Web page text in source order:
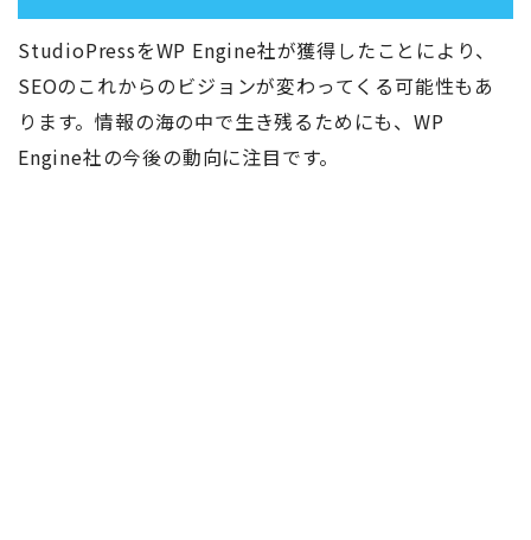
StudioPressをWP Engine社が獲得したことにより、
SEOのこれからのビジョンが変わってくる可能性もあ
ります。情報の海の中で生き残るためにも、WP
Engine社の今後の動向に注目です。